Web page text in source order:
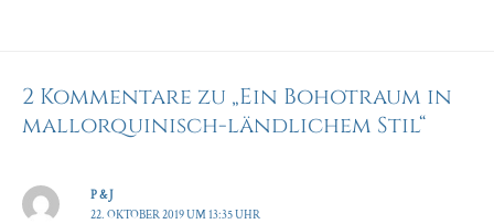
2 Kommentare zu „Ein Bohotraum in
mallorquinisch-ländlichem Stil“
P & J
22. OKTOBER 2019 UM 13:35 UHR